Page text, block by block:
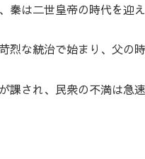
秦は二世皇帝の時代を迎え
烈な統治で始まり、父の
課され、民衆の不満は急